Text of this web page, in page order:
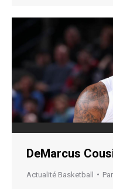
DeMarcus
Actualité Basketball Par